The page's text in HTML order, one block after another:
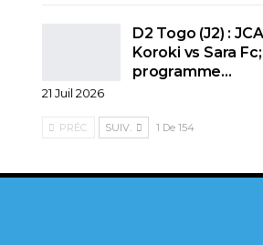
D2 Togo (J2) :
Koroki vs Sara
programme…
21 Juil 2026
PRÉC. SUIV. 1 De 154